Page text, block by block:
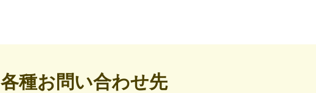
各種お問い合わせ先